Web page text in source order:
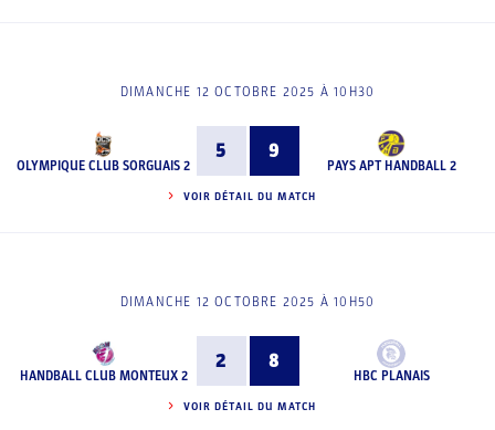
DIMANCHE 12 OCTOBRE 2025 À 10H30
OLYMPIQUE CLUB SORGUAIS 2
5 9
PAYS APT HANDBALL 2
VOIR DÉTAIL DU MATCH
DIMANCHE 12 OCTOBRE 2025 À 10H50
HANDBALL CLUB MONTEUX 2
2 8
HBC PLANAIS
VOIR DÉTAIL DU MATCH